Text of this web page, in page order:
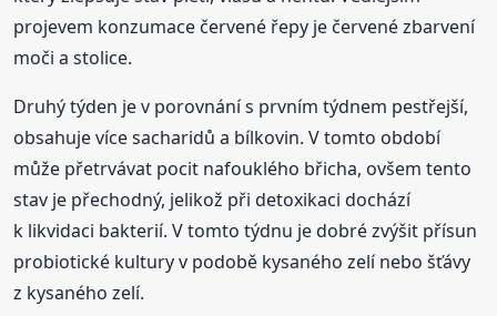
projevem konzumace červené řepy je červené zbarvení
moči a stolice.
Druhý týden je v porovnání s prvním týdnem pestřejší,
obsahuje více sacharidů a bílkovin. V tomto období
může přetrvávat pocit nafouklého břicha, ovšem tento
stav je přechodný, jelikož při detoxikaci dochází
k likvidaci bakterií. V tomto týdnu je dobré zvýšit přísun
probiotické kultury v podobě kysaného zelí nebo šťávy
z kysaného zelí.